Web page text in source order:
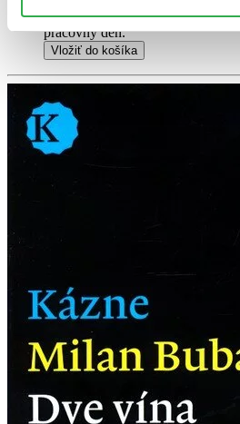
odošleme vám ju ešte dnes, inak
pracovný deň.
Vložiť do košíka